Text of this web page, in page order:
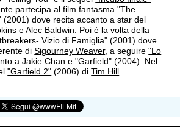
partecipa al film fantasma "The
(2001) dove recita accanto a star del
eAlec Baldwin . Poi è la volta della
Vizio di Famiglia" (2001) dove
diSigourney Weaver, a seguire"Lo
a Jakie Chan e"Garfield" (2004). Nel
"Garfield 2" (2006) diTim Hill